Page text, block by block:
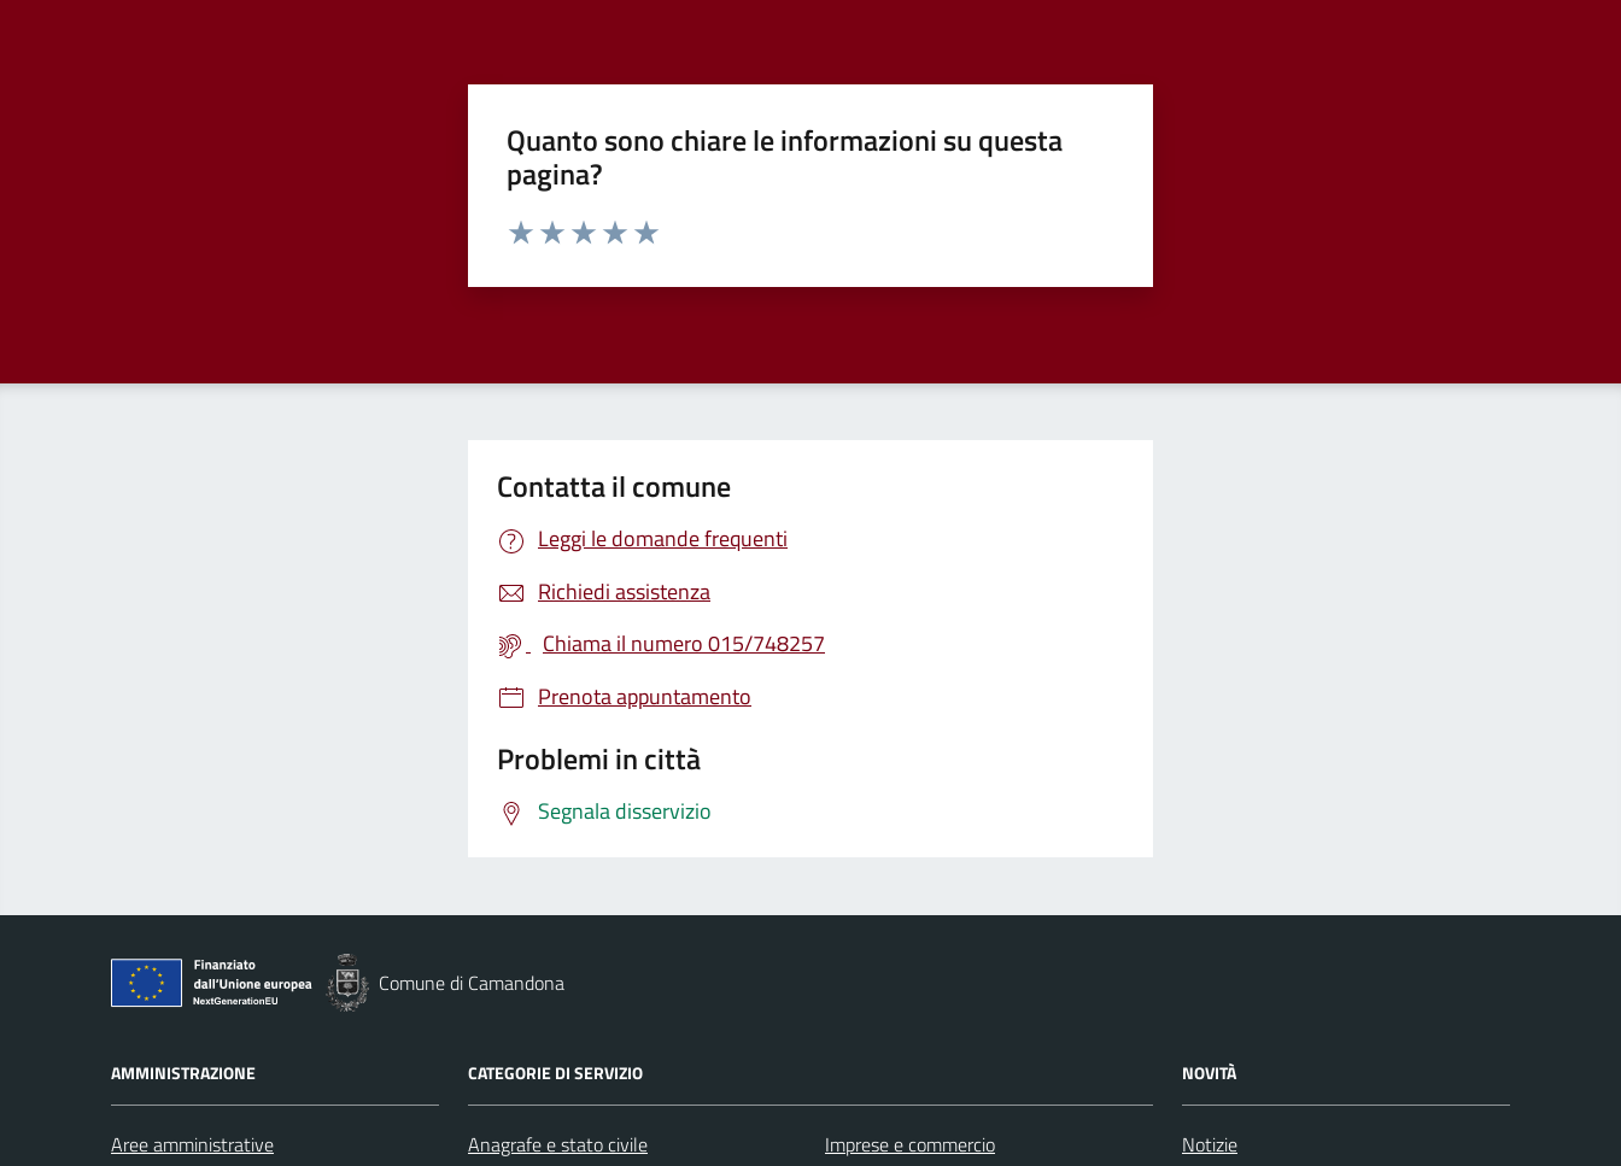
Quanto sono chiare le informazioni su questa
pagina?
Valuta da 1 a 5 stelle la pagina
Contatta il comune
Leggi le domande frequenti
Richiedi assistenza
Chiama il numero 015/748257
Prenota appuntamento
Problemi in città
Segnala disservizio
Comune di Camandona
AMMINISTRAZIONE
Aree amministrative
CATEGORIE DI SERVIZIO
Anagrafe e stato civile
Imprese e commercio
NOVITÀ
Notizie